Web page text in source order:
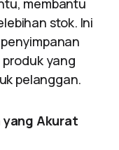
membantu
stok. Ini
yang
pelanggan.
yang Akurat